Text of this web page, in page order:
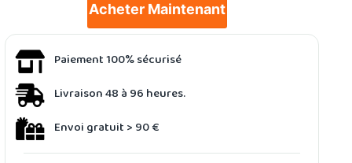
Acheter Maintenant
Paiement 100% sécurisé
Livraison 48 à 96 heures.
Envoi gratuit > 90 €